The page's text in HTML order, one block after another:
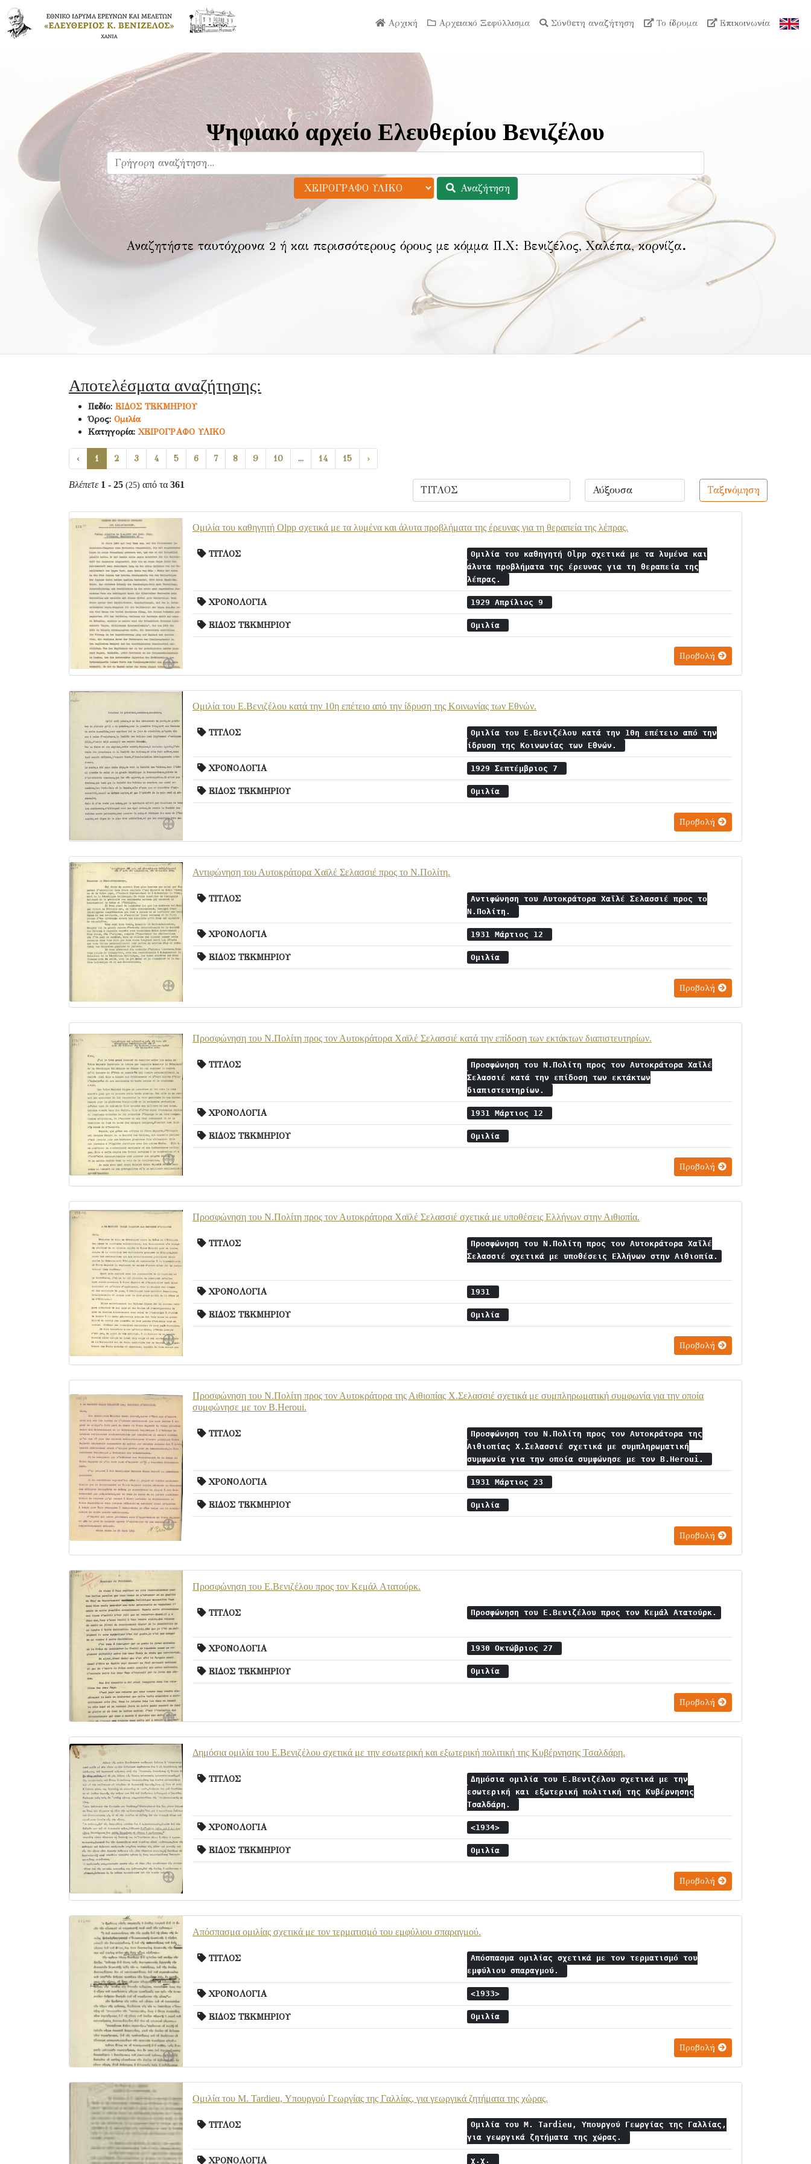
Αρχική Αρχειακό Ξεφύλλισμα Σύνθετη αναζήτηση Το ίδρυμα Επικοινωνία
Ψηφιακό αρχείο Ελευθερίου Βενιζέλου
Αναζήτηση
Αναζητήστε ταυτόχρονα 2 ή και περισσότερους όρους με κόμμα Π.Χ: Βενιζέλος, Χαλέπα, κορνίζα.
Αποτελέσματα αναζήτησης:
Πεδίο: ΕΙΔΟΣ ΤΕΚΜΗΡΙΟΥ
Όρος: Ομιλία
Κατηγορία:ΧΕΙΡΟΓΡΑΦΟ ΥΛΙΚΟ
‹ 1 2 3 4 5 6 7 8 9 10 ... 14 15 ›
Βλέπετε 1 - 25 (25) από τα 361 Ταξινόμηση
Ομιλία του καθηγητή Olpp σχετικά με τα λυμένα και άλυτα προβλήματα της έρευνας για τη θεραπεία της λέπρας.
ΤΙΤΛΟΣ
Ομιλία του καθηγητή Olpp σχετικά με τα λυμένα και
άλυτα προβλήματα της έρευνας για τη θεραπεία της
λέπρας.
ΧΡΟΝΟΛΟΓΙΑ 1929 Απρίλιος 9
ΕΙΔΟΣ ΤΕΚΜΗΡΙΟΥ Ομιλία
Προβολή
Ομιλία του Ε.Βενιζέλου κατά την 10η επέτειο από την ίδρυση της Κοινωνίας των Εθνών.
ΤΙΤΛΟΣ
Ομιλία του Ε.Βενιζέλου κατά την 10η επέτειο από την
ίδρυση της Κοινωνίας των Εθνών.
ΧΡΟΝΟΛΟΓΙΑ 1929 Σεπτέμβριος 7
ΕΙΔΟΣ ΤΕΚΜΗΡΙΟΥ Ομιλία
Προβολή
Αντιφώνηση του Αυτοκράτορα Χαϊλέ Σελασσιέ προς το Ν.Πολίτη.
ΤΙΤΛΟΣ
Αντιφώνηση του Αυτοκράτορα Χαϊλέ Σελασσιέ προς το
Ν.Πολίτη.
ΧΡΟΝΟΛΟΓΙΑ 1931 Μάρτιος 12
ΕΙΔΟΣ ΤΕΚΜΗΡΙΟΥ Ομιλία
Προβολή
Προσφώνηση του Ν.Πολίτη προς τον Αυτοκράτορα Χαϊλέ Σελασσιέ κατά την επίδοση των εκτάκτων διαπιστευτηρίων.
ΤΙΤΛΟΣ
Προσφώνηση του Ν.Πολίτη προς τον Αυτοκράτορα Χαϊλέ
Σελασσιέ κατά την επίδοση των εκτάκτων
διαπιστευτηρίων.
ΧΡΟΝΟΛΟΓΙΑ 1931 Μάρτιος 12
ΕΙΔΟΣ ΤΕΚΜΗΡΙΟΥ Ομιλία
Προβολή
Προσφώνηση του Ν.Πολίτη προς τον Αυτοκράτορα Χαϊλέ Σελασσιέ σχετικά με υποθέσεις Ελλήνων στην Αιθιοπία.
ΤΙΤΛΟΣ
Προσφώνηση του Ν.Πολίτη προς τον Αυτοκράτορα Χαϊλέ
Σελασσιέ σχετικά με υποθέσεις Ελλήνων στην Αιθιοπία.
ΧΡΟΝΟΛΟΓΙΑ 1931
ΕΙΔΟΣ ΤΕΚΜΗΡΙΟΥ Ομιλία
Προβολή
Προσφώνηση του Ν.Πολίτη προς τον Αυτοκράτορα της Αιθιοπίας Χ.Σελασσιέ σχετικά με συμπληρωματική συμφωνία για την οποία
συμφώνησε με τον Β.Heroui.
ΤΙΤΛΟΣ
Προσφώνηση του Ν.Πολίτη προς τον Αυτοκράτορα της
Αιθιοπίας Χ.Σελασσιέ σχετικά με συμπληρωματική
συμφωνία για την οποία συμφώνησε με τον Β.Heroui.
ΧΡΟΝΟΛΟΓΙΑ 1931 Μάρτιος 23
ΕΙΔΟΣ ΤΕΚΜΗΡΙΟΥ Ομιλία
Προβολή
Προσφώνηση του Ε.Βενιζέλου προς τον Κεμάλ Ατατούρκ.
ΤΙΤΛΟΣ Προσφώνηση του Ε.Βενιζέλου προς τον Κεμάλ Ατατούρκ.
ΧΡΟΝΟΛΟΓΙΑ 1930 Οκτώβριος 27
ΕΙΔΟΣ ΤΕΚΜΗΡΙΟΥ Ομιλία
Προβολή
Δημόσια ομιλία του Ε.Βενιζέλου σχετικά με την εσωτερική και εξωτερική πολιτική της Κυβέρνησης Τσαλδάρη.
ΤΙΤΛΟΣ
Δημόσια ομιλία του Ε.Βενιζέλου σχετικά με την
εσωτερική και εξωτερική πολιτική της Κυβέρνησης
Τσαλδάρη.
ΧΡΟΝΟΛΟΓΙΑ <1934>
ΕΙΔΟΣ ΤΕΚΜΗΡΙΟΥ Ομιλία
Προβολή
Απόσπασμα ομιλίας σχετικά με τον τερματισμό του εμφύλιου σπαραγμού.
ΤΙΤΛΟΣ
Απόσπασμα ομιλίας σχετικά με τον τερματισμό του
εμφύλιου σπαραγμού.
ΧΡΟΝΟΛΟΓΙΑ <1933>
ΕΙΔΟΣ ΤΕΚΜΗΡΙΟΥ Ομιλία
Προβολή
Ομιλία του M. Tardieu, Υπουργού Γεωργίας της Γαλλίας, για γεωργικά ζητήματα της χώρας.
ΤΙΤΛΟΣ
Ομιλία του M. Tardieu, Υπουργού Γεωργίας της Γαλλίας,
για γεωργικά ζητήματα της χώρας.
ΧΡΟΝΟΛΟΓΙΑ χ.χ.